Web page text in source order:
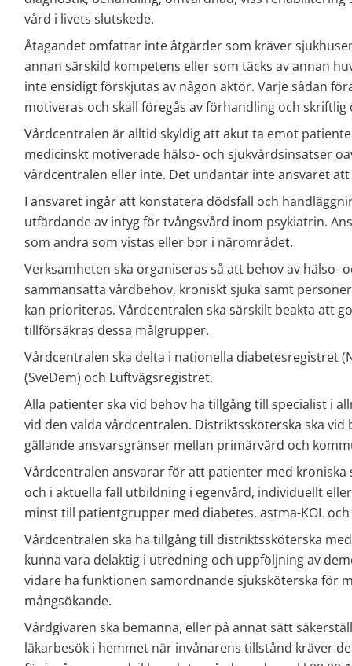
vård i livets slutskede.
Åtagandet omfattar inte åtgärder som kräver
annan särskild kompetens eller som täcks av annan
inte ensidigt förskjutas av någon aktör. Varje sådan
motiveras och skall föregås av förhandling och skriftlig
Vårdcentralen är alltid skyldig att akut ta emot
medicinskt motiverade hälso- och sjukvårdsinsatser
vårdcentralen eller inte. Det undantar inte ansvaret
I ansvaret ingår att konstatera dödsfall och
utfärdande av intyg för tvångsvård inom psykiatrin.
som andra som vistas eller bor i närområdet.
Verksamheten ska organiseras så att behov av hälso-
sammansatta vårdbehov, kroniskt sjuka samt
kan prioriteras. Vårdcentralen ska särskilt beakta att
tillförsäkras dessa målgrupper.
Vårdcentralen ska delta i nationella diabetesregistret
(SveDem) och Luftvägsregistret.
Alla patienter ska vid behov ha tillgång till specialist i
vid den valda vårdcentralen. Distriktssköterska ska
gällande ansvarsgränser mellan primärvård och
Vårdcentralen ansvarar för att patienter med
och i aktuella fall utbildning i egenvård, individuellt
minst till patientgrupper med diabetes, astma-KOL
Vårdcentralen ska ha tillgång till distriktssköterska
kunna vara delaktig i utredning och uppföljning av
vidare ha funktionen samordnande sjuksköterska för
mångsökande.
Vårdgivaren ska bemanna, eller på annat sätt
läkarbesök i hemmet när invånarens tillstånd kräver